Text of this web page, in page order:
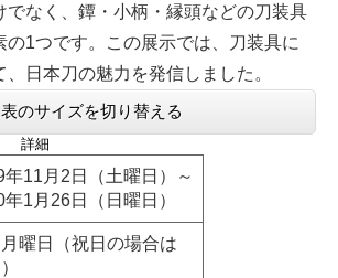
なく、鐔・小柄・縁頭などの刀装具
の1つです。この展示では、刀装具に
、日本刀の魅力を発信しました。
表のサイズを切り替える
詳細
年11月2日（土曜日）～
年1月26日（日曜日）
曜日（祝日の場合は